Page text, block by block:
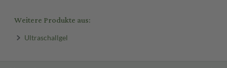
Weitere Produkte aus:
Ultraschallgel